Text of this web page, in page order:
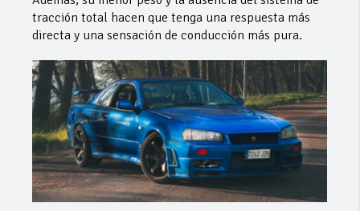
tracción total hacen que tenga una respuesta más
directa y una sensación de conducción más pura.